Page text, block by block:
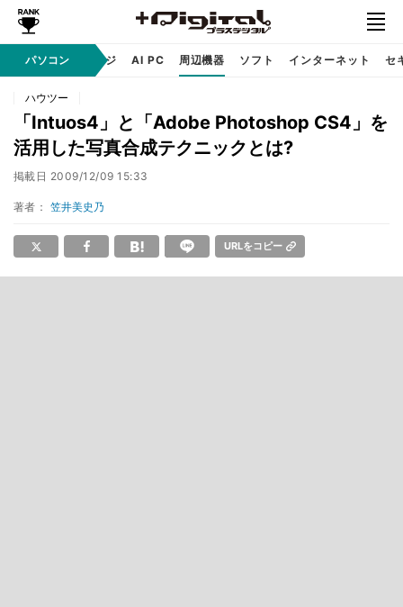
パソコン
自作 / テクノロジ AI PC 周辺機器 ソフト インターネット セ
ハウツー
「Intuos4」と「Adobe Photoshop CS4」を
活用した写真合成テクニックとは?
掲載日 2009/12/09 15:33
著者： 笠井美史乃
URLをコピー